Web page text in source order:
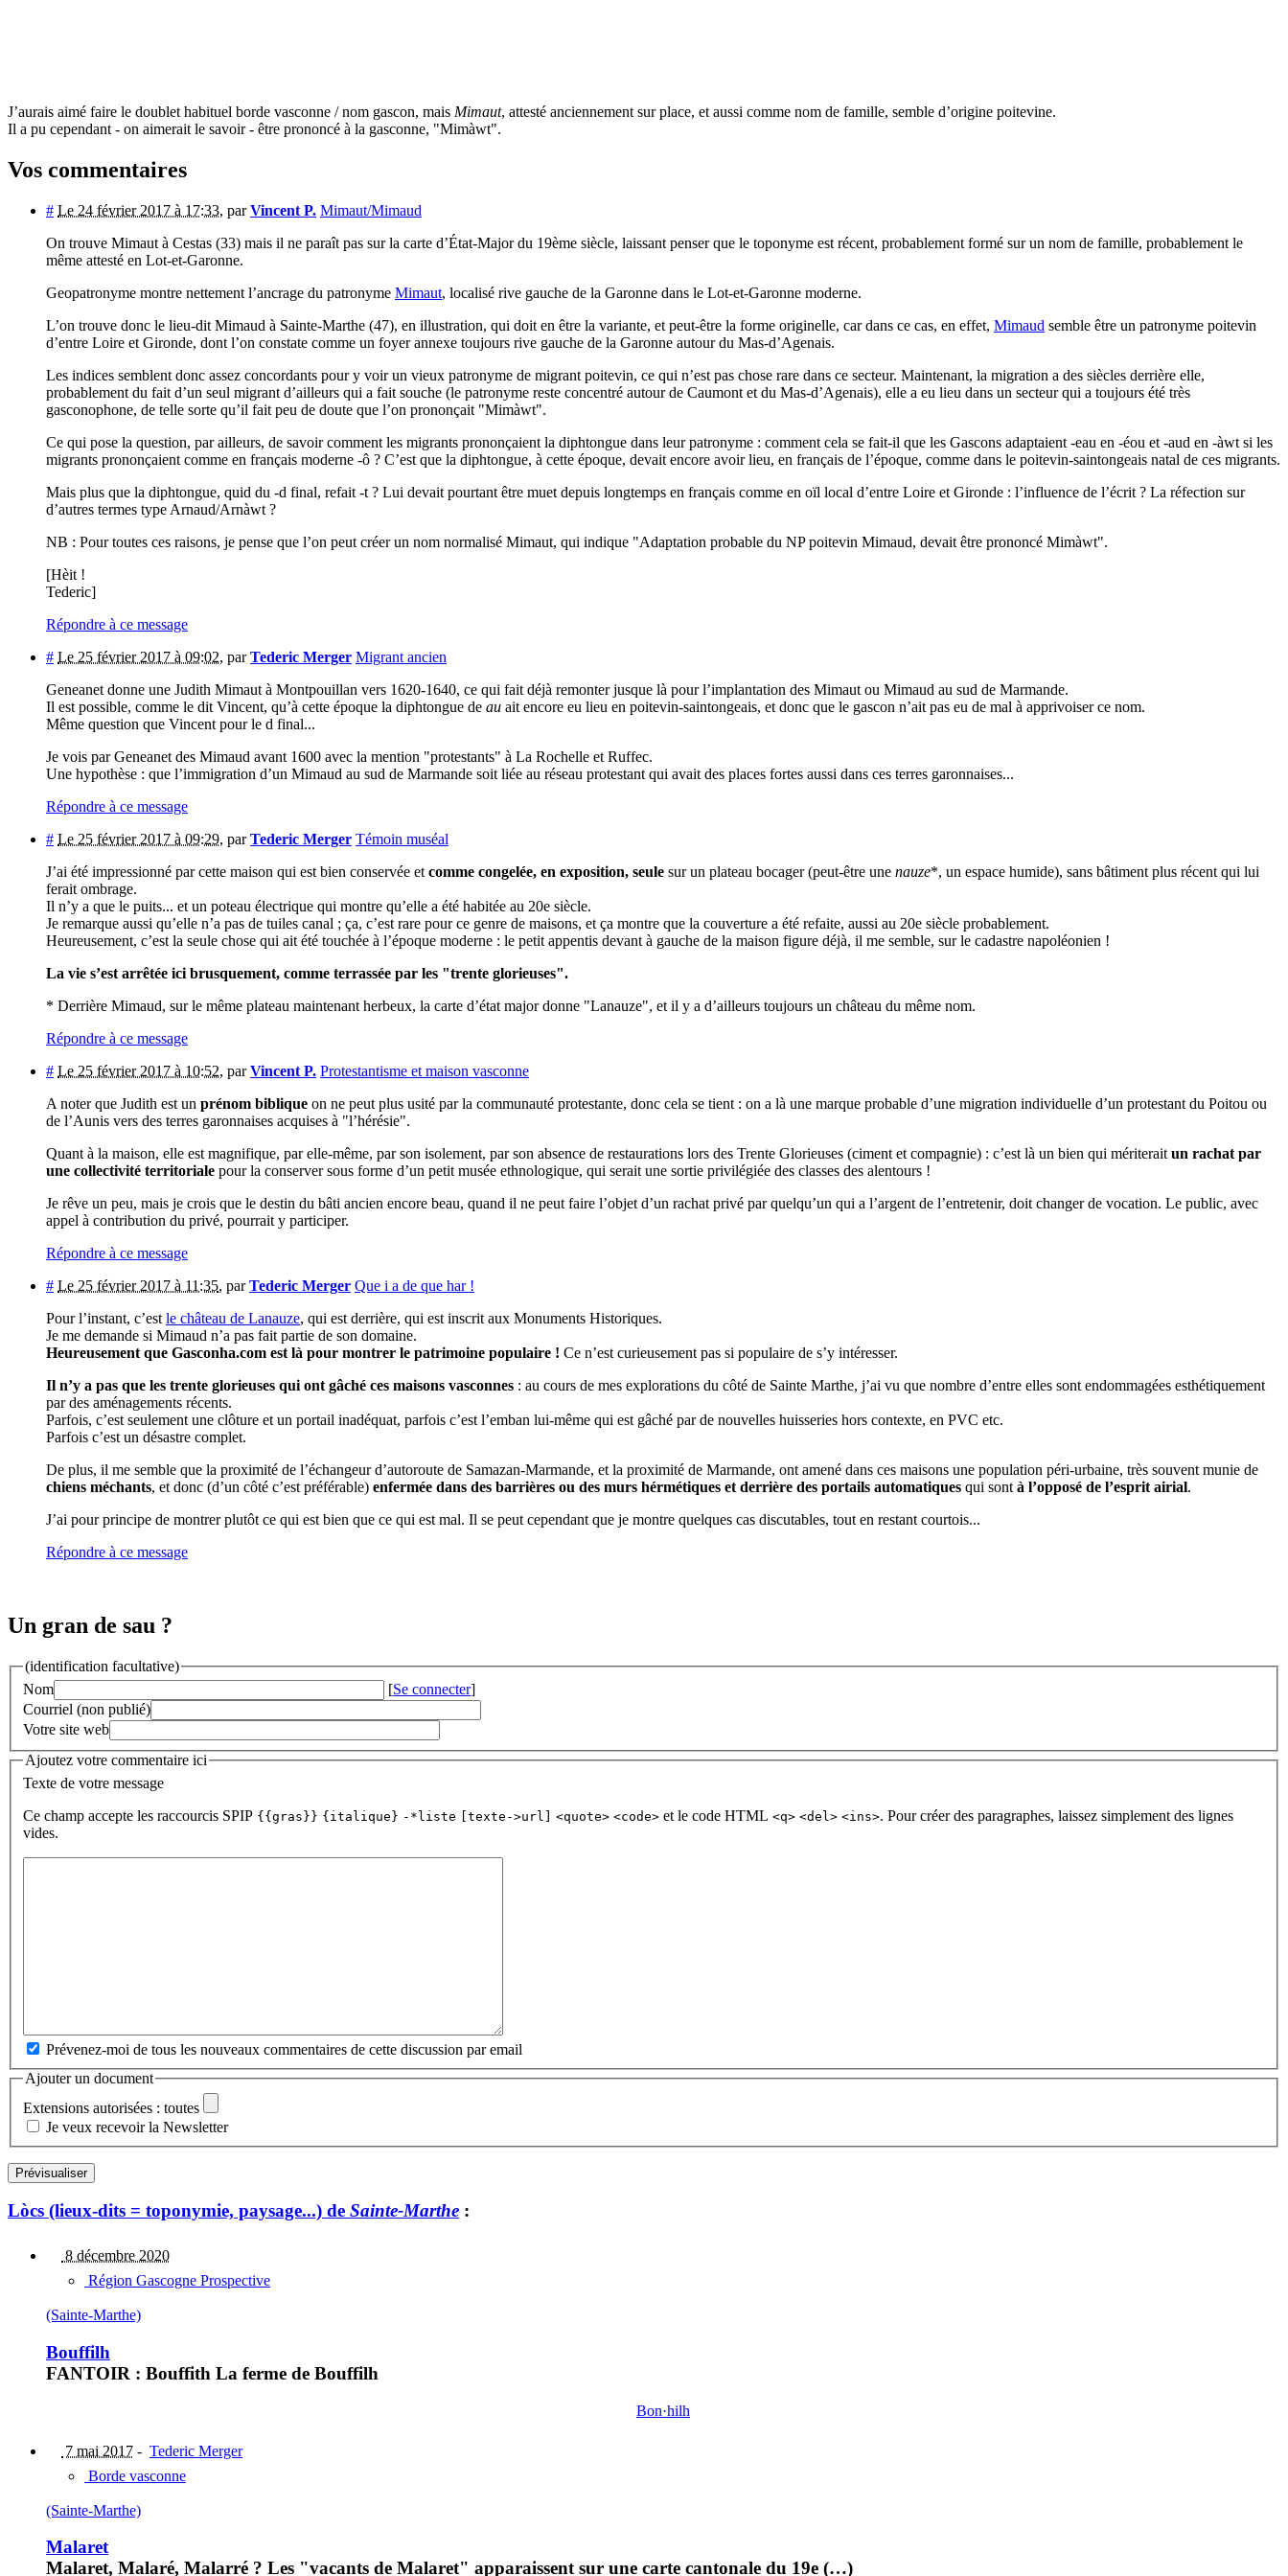
J’aurais aimé faire le doublet habituel borde vasconne / nom gascon, mais Mimaut, attesté anciennement sur place, et aussi comme nom de famille, semble d’origine poitevine.
Il a pu cependant - on aimerait le savoir - être prononcé à la gasconne, "Mimàwt".
Vos commentaires
# Le 24 février 2017 à 17:33, parVincent P. Mimaut/Mimaud
On trouve Mimaut à Cestas (33) mais il ne paraît pas sur la carte d’État-Major du 19ème siècle, laissant penser que le toponyme est récent, probablement formé sur un nom de famille, probablement le
même attesté en Lot-et-Garonne.
Geopatronyme montre nettement l’ancrage du patronyme Mimaut, localisé rive gauche de la Garonne dans le Lot-et-Garonne moderne.
L’on trouve donc le lieu-dit Mimaud à Sainte-Marthe (47), en illustration, qui doit en être la variante, et peut-être la forme originelle, car dans ce cas, en effet, Mimaud semble être un patronyme poitevin
d’entre Loire et Gironde, dont l’on constate comme un foyer annexe toujours rive gauche de la Garonne autour du Mas-d’Agenais.
Les indices semblent donc assez concordants pour y voir un vieux patronyme de migrant poitevin, ce qui n’est pas chose rare dans ce secteur. Maintenant, la migration a des siècles derrière elle,
probablement du fait d’un seul migrant d’ailleurs qui a fait souche (le patronyme reste concentré autour de Caumont et du Mas-d’Agenais), elle a eu lieu dans un secteur qui a toujours été très
gasconophone, de telle sorte qu’il fait peu de doute que l’on prononçait "Mimàwt".
Ce qui pose la question, par ailleurs, de savoir comment les migrants prononçaient la diphtongue dans leur patronyme : comment cela se fait-il que les Gascons adaptaient -eau en -éou et -aud en -àwt si les
migrants prononçaient comme en français moderne -ô ? C’est que la diphtongue, à cette époque, devait encore avoir lieu, en français de l’époque, comme dans le poitevin-saintongeais natal de ces migrants.
Mais plus que la diphtongue, quid du -d final, refait -t ? Lui devait pourtant être muet depuis longtemps en français comme en oïl local d’entre Loire et Gironde : l’influence de l’écrit ? La réfection sur
d’autres termes type Arnaud/Arnàwt ?
NB : Pour toutes ces raisons, je pense que l’on peut créer un nom normalisé Mimaut, qui indique "Adaptation probable du NP poitevin Mimaud, devait être prononcé Mimàwt".
[Hèit !
Tederic]
Répondre à ce message
# Le 25 février 2017 à 09:02, parTederic Merger Migrant ancien
Geneanet donne une Judith Mimaut à Montpouillan vers 1620-1640, ce qui fait déjà remonter jusque là pour l’implantation des Mimaut ou Mimaud au sud de Marmande.
Il est possible, comme le dit Vincent, qu’à cette époque la diphtongue de au ait encore eu lieu en poitevin-saintongeais, et donc que le gascon n’ait pas eu de mal à apprivoiser ce nom.
Même question que Vincent pour le d final...
Je vois par Geneanet des Mimaud avant 1600 avec la mention "protestants" à La Rochelle et Ruffec.
Une hypothèse : que l’immigration d’un Mimaud au sud de Marmande soit liée au réseau protestant qui avait des places fortes aussi dans ces terres garonnaises...
Répondre à ce message
# Le 25 février 2017 à 09:29, parTederic Merger Témoin muséal
J’ai été impressionné par cette maison qui est bien conservée et comme congelée, en exposition, seule sur un plateau bocager (peut-être une nauze*, un espace humide), sans bâtiment plus récent qui lui
ferait ombrage.
Il n’y a que le puits... et un poteau électrique qui montre qu’elle a été habitée au 20e siècle.
Je remarque aussi qu’elle n’a pas de tuiles canal ; ça, c’est rare pour ce genre de maisons, et ça montre que la couverture a été refaite, aussi au 20e siècle probablement.
Heureusement, c’est la seule chose qui ait été touchée à l’époque moderne : le petit appentis devant à gauche de la maison figure déjà, il me semble, sur le cadastre napoléonien !
La vie s’est arrêtée ici brusquement, comme terrassée par les "trente glorieuses".
* Derrière Mimaud, sur le même plateau maintenant herbeux, la carte d’état major donne "Lanauze", et il y a d’ailleurs toujours un château du même nom.
Répondre à ce message
# Le 25 février 2017 à 10:52, parVincent P. Protestantisme et maison vasconne
A noter que Judith est un prénom biblique on ne peut plus usité par la communauté protestante, donc cela se tient : on a là une marque probable d’une migration individuelle d’un protestant du Poitou ou
de l’Aunis vers des terres garonnaises acquises à "l’hérésie".
Quant à la maison, elle est magnifique, par elle-même, par son isolement, par son absence de restaurations lors des Trente Glorieuses (ciment et compagnie) : c’est là un bien qui mériterait un rachat par
une collectivité territoriale pour la conserver sous forme d’un petit musée ethnologique, qui serait une sortie privilégiée des classes des alentours !
Je rêve un peu, mais je crois que le destin du bâti ancien encore beau, quand il ne peut faire l’objet d’un rachat privé par quelqu’un qui a l’argent de l’entretenir, doit changer de vocation. Le public, avec
appel à contribution du privé, pourrait y participer.
Répondre à ce message
# Le 25 février 2017 à 11:35, parTederic Merger Que i a de que har !
Pour l’instant, c’est le château de Lanauze, qui est derrière, qui est inscrit aux Monuments Historiques.
Je me demande si Mimaud n’a pas fait partie de son domaine.
Heureusement que Gasconha.com est là pour montrer le patrimoine populaire ! Ce n’est curieusement pas si populaire de s’y intéresser.
Il n’y a pas que les trente glorieuses qui ont gâché ces maisons vasconnes : au cours de mes explorations du côté de Sainte Marthe, j’ai vu que nombre d’entre elles sont endommagées esthétiquement
par des aménagements récents.
Parfois, c’est seulement une clôture et un portail inadéquat, parfois c’est l’emban lui-même qui est gâché par de nouvelles huisseries hors contexte, en PVC etc.
Parfois c’est un désastre complet.
De plus, il me semble que la proximité de l’échangeur d’autoroute de Samazan-Marmande, et la proximité de Marmande, ont amené dans ces maisons une population péri-urbaine, très souvent munie de
chiens méchants, et donc (d’un côté c’est préférable) enfermée dans des barrières ou des murs hérmétiques et derrière des portails automatiques qui sont à l’opposé de l’esprit airial.
J’ai pour principe de montrer plutôt ce qui est bien que ce qui est mal. Il se peut cependant que je montre quelques cas discutables, tout en restant courtois...
Répondre à ce message
Un gran de sau ?
(identification facultative)
Nom
[Se connecter]
Courriel (non publié)
Votre site web
Ajoutez votre commentaire ici
Texte de votre message
Ce champ accepte les raccourcis SPIP {{gras}} {italique} -*liste [texte->url] <quote> <code> et le code HTML <q> <del> <ins>. Pour créer des paragraphes, laissez simplement des lignes
vides.
Prévenez-moi de tous les nouveaux commentaires de cette discussion par email
Ajouter un document
Extensions autorisées : toutes
Je veux recevoir la Newsletter
Lòcs (lieux-dits = toponymie, paysage...) de Sainte-Marthe :
8 décembre 2020
Région Gascogne Prospective
(Sainte-Marthe)
Bouffilh
FANTOIR : Bouffith La ferme de Bouffilh
Bon·hilh
7 mai 2017 - Tederic Merger
Borde vasconne
(Sainte-Marthe)
Malaret
Malaret, Malaré, Malarré ? Les "vacants de Malaret" apparaissent sur une carte cantonale du 19e (…)